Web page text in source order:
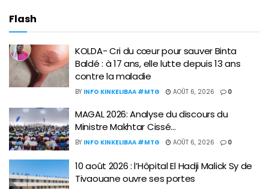
Flash
KOLDA- Cri du cœur pour sauver Binta
Baldé : à 17 ans, elle lutte depuis 13 ans
contre la maladie
BY INFO KINKELIBAA #MTG AOÛT 6, 2026 0
MAGAL 2026: Analyse du discours du
Ministre Makhtar Cissé…
BY INFO KINKELIBAA #MTG AOÛT 6, 2026 0
10 août 2026 : l’Hôpital El Hadji Malick Sy de
Tivaouane ouvre ses portes